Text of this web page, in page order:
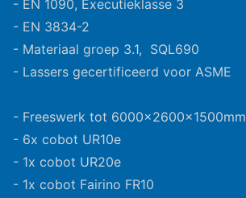
- EN 1090, Executieklasse 3
- EN 3834-2
- Materiaal groep 3.1, SQL690
- Lassers gecertificeerd voor ASME
- Freeswerk tot 6000x2600x1500mm
- 6x cobot UR10e
- 1x cobot UR20e
- 1x cobot Fairino FR10